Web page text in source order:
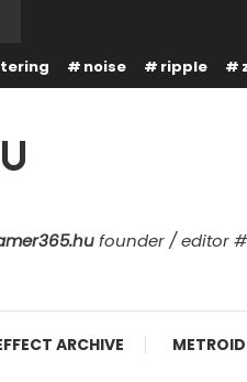
noise ripple
founder / editor #
ARCHIVE